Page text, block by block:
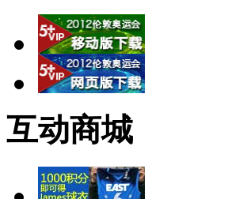
互动商城